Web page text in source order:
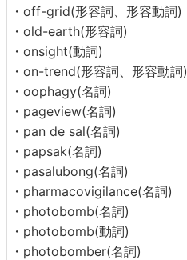
・off-grid(形容詞、形容動詞)
・old-earth(形容詞)
・onsight(動詞)
・on-trend(形容詞、形容動詞)
・oophagy(名詞)
・pageview(名詞)
・pan de sal(名詞)
・papsak(名詞)
・pasalubong(名詞)
・pharmacovigilance(名詞)
・photobomb(名詞)
・photobomb(動詞)
・photobomber(名詞)